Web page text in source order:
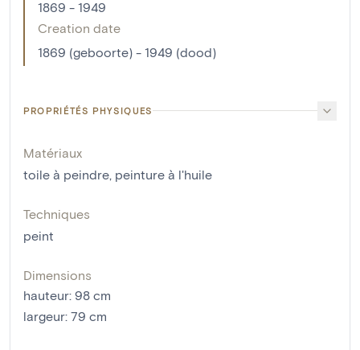
1869 - 1949
Creation date
1869 (geboorte) - 1949 (dood)
PROPRIÉTÉS PHYSIQUES
Matériaux
toile à peindre peinture à l'huile
Techniques
peint
Dimensions
hauteur: 98 cm
largeur: 79 cm